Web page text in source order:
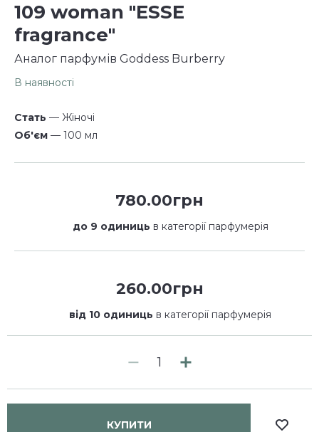
109 woman "ESSE
fragrance"
Аналог парфумів Goddess Burberry
В наявності
Стать
— Жіночі
Об'єм
— 100 мл
780.00грн
до 9 одиниць в категорії парфумерія
260.00грн
від 10 одиниць в категорії парфумерія
КУПИТИ